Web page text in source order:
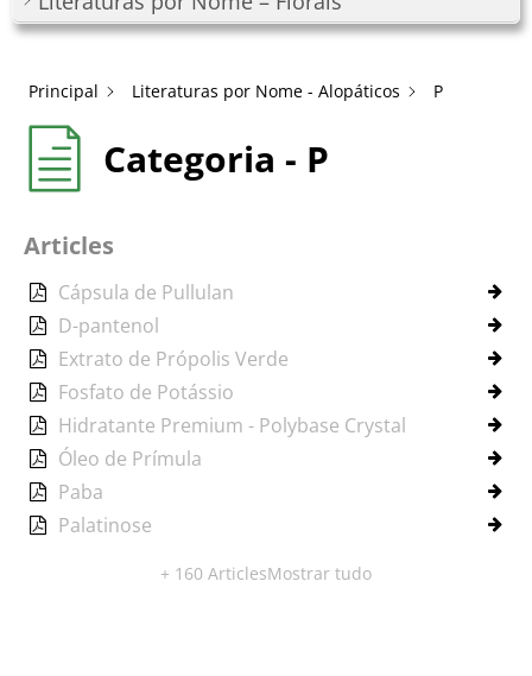
Principal Literaturas por Nome - Alopáticos P
Categoria - P
Articles
Cápsula de Pullulan
D-pantenol
Extrato de Própolis Verde
Fosfato de Potássio
Hidratante Premium - Polybase Crystal
Óleo de Prímula
Paba
Palatinose
+ 160 ArticlesMostrar tudo